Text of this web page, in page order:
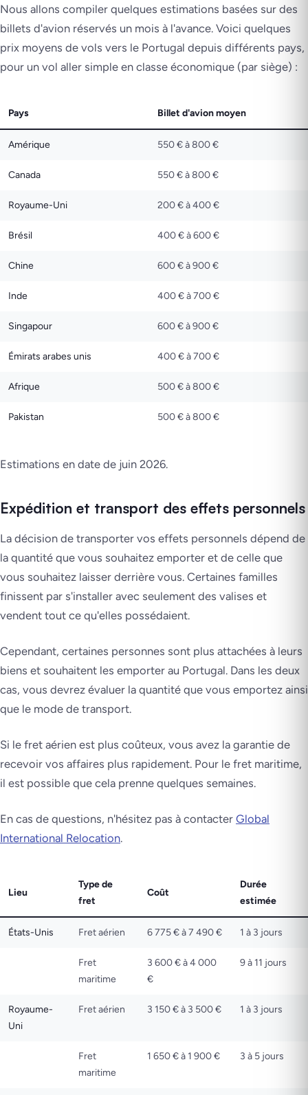
Nous allons compiler quelques estimations basées sur des
billets d'avion réservés un mois à l'avance. Voici quelques
prix moyens de vols vers le Portugal depuis différents pays,
pour un vol aller simple en classe économique (par siège) :
Pays Billet d'avion moyen
Amérique 550 € à 800 €
Canada 550 € à 800 €
Royaume-Uni 200 € à 400 €
Brésil 400 € à 600 €
Chine 600 € à 900 €
Inde 400 € à 700 €
Singapour 600 € à 900 €
Émirats arabes unis 400 € à 700 €
Afrique 500 € à 800 €
Pakistan 500 € à 800 €
Estimations en date de juin 2026.
Expédition et transport des effets personnels
La décision de transporter vos effets personnels dépend de
la quantité que vous souhaitez emporter et de celle que
vous souhaitez laisser derrière vous. Certaines familles
finissent par s'installer avec seulement des valises et
vendent tout ce qu'elles possédaient.
Cependant, certaines personnes sont plus attachées à leurs
biens et souhaitent les emporter au Portugal. Dans les deux
cas, vous devrez évaluer la quantité que vous emportez ainsi
que le mode de transport.
Si le fret aérien est plus coûteux, vous avez la garantie de
recevoir vos affaires plus rapidement. Pour le fret maritime,
il est possible que cela prenne quelques semaines.
En cas de questions, n'hésitez pas à contacter Global
International Relocation.
Lieu
Type de
fret
Coût
Durée
estimée
États-Unis Fret aérien 6 775 € à 7 490 € 1 à 3 jours
Fret
maritime
3 600 € à 4 000
€
9 à 11 jours
Royaume-
Uni
Fret aérien 3 150 € à 3 500 € 1 à 3 jours
Fret
maritime
1 650 € à 1 900 € 3 à 5 jours